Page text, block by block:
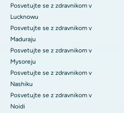
Posvetujte se z zdravnikom v
Lucknowu
Posvetujte se z zdravnikom v
Maduraju
Posvetujte se z zdravnikom v
Mysoreju
Posvetujte se z zdravnikom v
Nashiku
Posvetujte se z zdravnikom v
Noidi